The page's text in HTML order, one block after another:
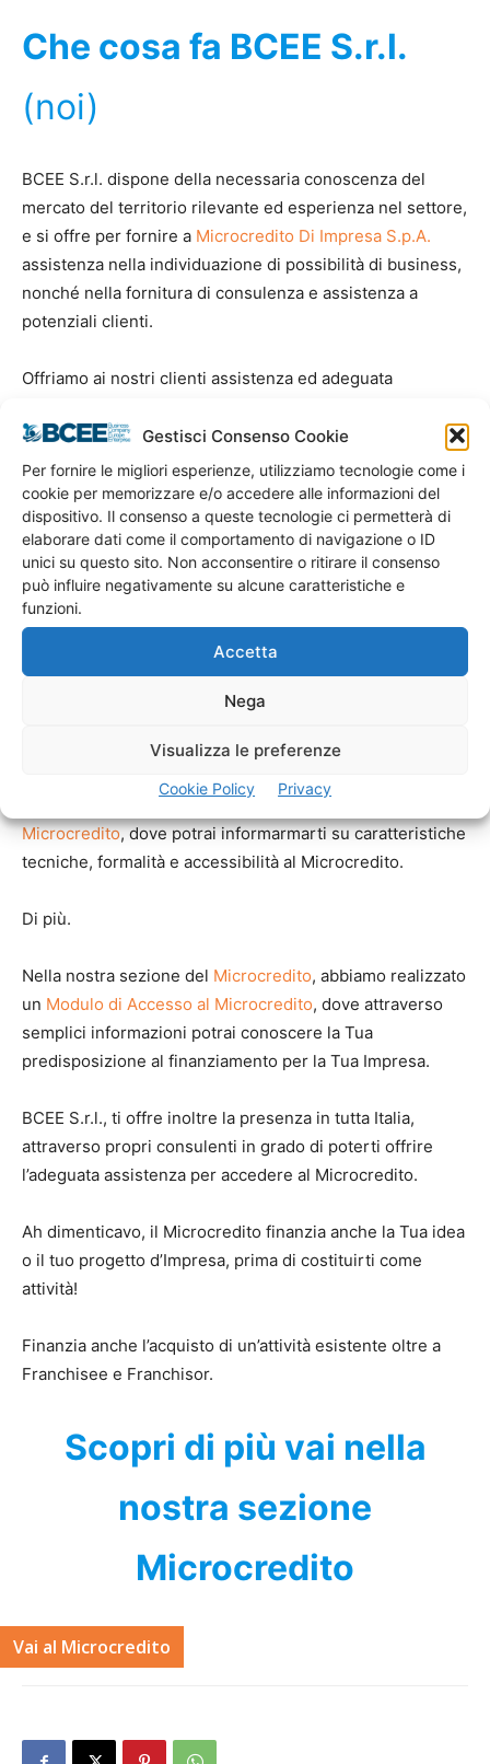
Gestisci Consenso Cookie
Per fornire le migliori esperienze, utilizziamo tecnologie come i
cookie per memorizzare e/o accedere alle informazioni del
dispositivo. Il consenso a queste tecnologie ci permetterà di
elaborare dati come il comportamento di navigazione o ID
unici su questo sito. Non acconsentire o ritirare il consenso
può influire negativamente su alcune caratteristiche e
funzioni.
Accetta
Nega
Visualizza le preferenze
Cookie Policy Privacy
Che cosa fa BCEE S.r.l.
(noi)
BCEE S.r.l. dispone della necessaria conoscenza del
mercato del territorio rilevante ed esperienza nel settore,
e si offre per fornire a Microcredito Di Impresa S.p.A.
assistenza nella individuazione di possibilità di business,
nonché nella fornitura di consulenza e assistenza a
potenziali clienti.
Offriamo ai nostri clienti assistenza ed adeguata
destinato all’attività e nel rispetto delle caratteristiche del
Microcredito.
Quindi BCEE S.r.l. diventa lo “strumento” indispensabile
per chi vuole fare una nuova Impresa e per chi già è
titolare di una Impresa.
Un’
legislatore, che permette alle Imprese di poter ottenere
finanziamento di massimo 50.000,00 euro
Microcredito, dove potrai informarmarti su caratteristiche
tecniche, formalità e accessibilità al Microcredito.
Di più.
Nella nostra sezione del Microcredito, abbiamo realizzato
un Modulo di Accesso al Microcredito, dove attraverso
semplici informazioni potrai conoscere la Tua
predisposizione al finanziamento per la Tua Impresa.
BCEE S.r.l., ti offre inoltre la presenza in tutta Italia,
attraverso propri consulenti in grado di poterti offrire
l’adeguata assistenza per accedere al Microcredito.
Ah dimenticavo, il Microcredito finanzia anche la Tua idea
o il tuo progetto d’Impresa, prima di costituirti come
attività!
Finanzia anche l’acquisto di un’attività esistente oltre a
Franchisee e Franchisor.
Scopri di più vai nella
nostra sezione
Microcredito
Vai al Microcredito